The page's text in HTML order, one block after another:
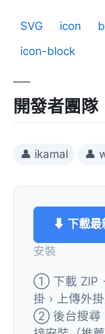
SVG icon
icon-block
開發者團隊
👤 ikamal 👤
⬇ 下載最
安裝
① 下載 ZIP
掛 › 上傳外掛
② 後台搜尋